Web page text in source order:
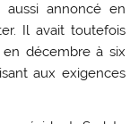
annoncé en
Il avait toutefois
décembre à six
aux exigences